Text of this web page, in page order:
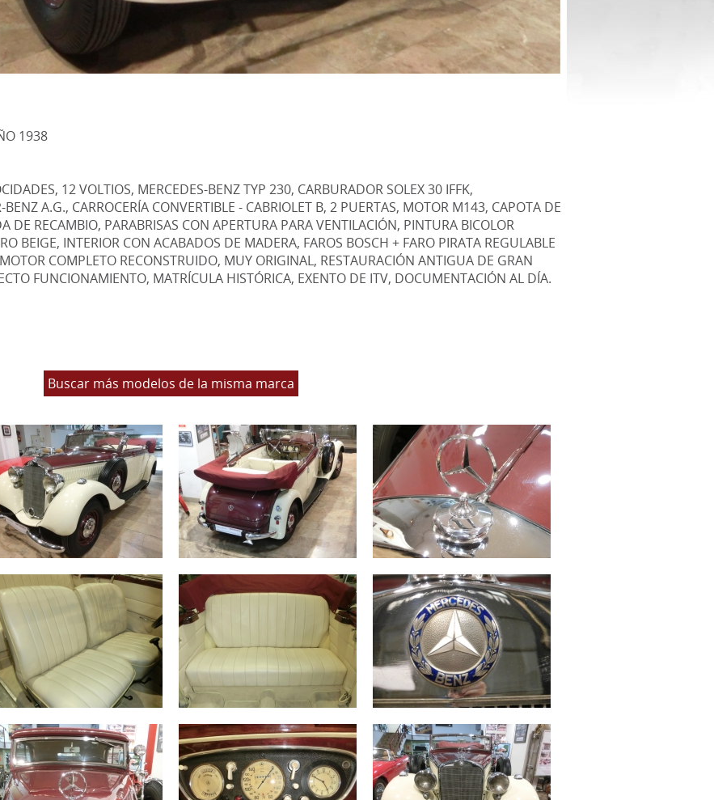
1938
12 VOLTIOS, MERCEDES-BENZ TYP 230, CARBURADOR SOLEX 30 IFFK,
A.G., CARROCERÍA CONVERTIBLE - CABRIOLET B, 2 PUERTAS, MOTOR M143, CAPOTA DE
DE RECAMBIO, PARABRISAS CON APERTURA PARA VENTILACIÓN, PINTURA BICOLOR
BEIGE, INTERIOR CON ACABADOS DE MADERA, FAROS BOSCH + FARO PIRATA REGULABLE
COMPLETO RECONSTRUIDO, MUY ORIGINAL, RESTAURACIÓN ANTIGUA DE GRAN
FUNCIONAMIENTO, MATRÍCULA HISTÓRICA, EXENTO DE ITV, DOCUMENTACIÓN AL DÍA.
Buscar más modelos de la misma marca